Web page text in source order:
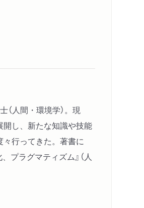
人間・環境学）。現
し、新たな知識や技能
行ってきた。著書に
プラグマティズム』（人